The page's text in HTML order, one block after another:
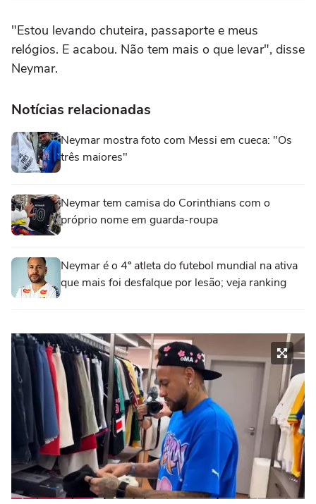
"Estou levando chuteira, passaporte e meus
relógios. E acabou. Não tem mais o que levar", disse
Neymar.
Notícias relacionadas
Neymar mostra foto com Messi em cueca: "Os
três maiores"
Neymar tem camisa do Corinthians com o
próprio nome em guarda-roupa
Neymar é o 4º atleta do futebol mundial na ativa
que mais foi desfalque por lesão; veja ranking